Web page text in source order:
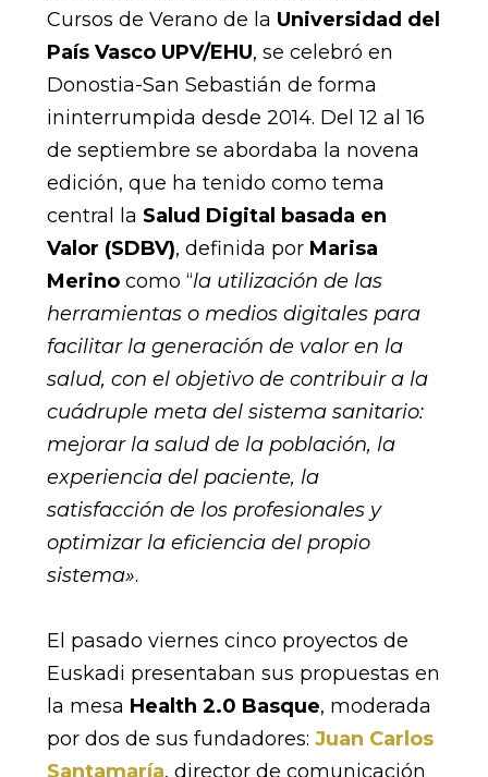
Cursos de Verano de la Universidad del
País Vasco UPV/EHU, se celebró en
Donostia-San Sebastián de forma
ininterrumpida desde 2014. Del 12 al 16
de septiembre se abordaba la novena
edición, que ha tenido como tema
central la Salud Digital basada en
Valor (SDBV), definida por Marisa
Merinocomo “la utilización de las
herramientas o medios digitales para
facilitar la generación de valor en la
salud, con el objetivo de contribuir a la
cuádruple meta del sistema sanitario:
mejorar la salud de la población, la
experiencia del paciente, la
satisfacción de los profesionales y
optimizar la eficiencia del propio
sistema».
El pasado viernes cinco proyectos de
Euskadi presentaban sus propuestas en
la mesa Health 2.0 Basque, moderada
por dos de sus fundadores: Juan Carlos
Santamaría, director de comunicación